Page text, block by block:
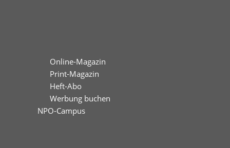
Online-Magazin
Print-Magazin
Heft-Abo
Werbung buchen
NPO-Campus